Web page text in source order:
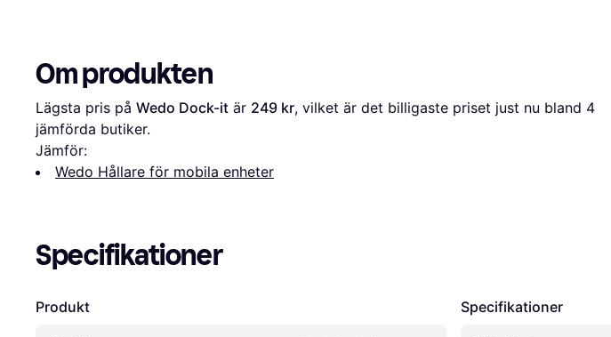
Om produkten
Lägsta pris på Wedo Dock-it är 249 kr, vilket är det billigaste priset just nu bland 4
jämförda butiker.
Jämför:
Wedo Hållare för mobila enheter
Specifikationer
Produkt Specifikationer